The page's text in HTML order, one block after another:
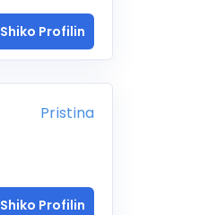
Shiko Profilin
Pristina
Shiko Profilin